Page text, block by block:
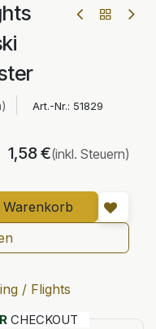
Art.-Nr.: 51829
Warenkorb
1,58€(inkl. Steuern)
/ Flights
CHECKOUT